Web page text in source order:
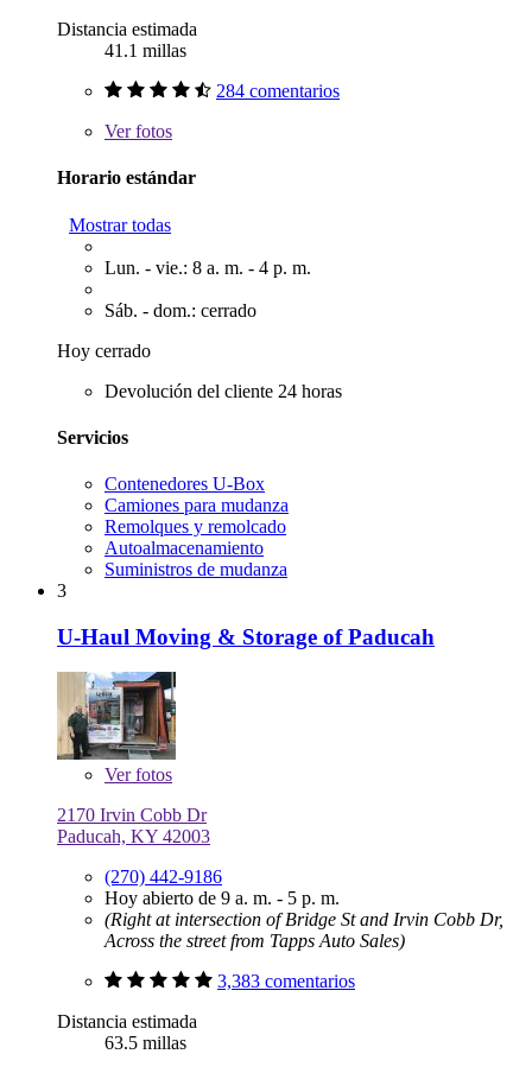
Distancia estimada
41.1 millas
284 comentarios
Verfotos
Horario estándar
Mostrar todas
Lun. - vie.: 8 a. m. - 4 p. m.
Sáb. - dom.: cerrado
Hoy cerrado
Devolución del cliente 24 horas
Servicios
Contenedores U-Box
Camiones para mudanza
Remolques y remolcado
Autoalmacenamiento
Suministros de mudanza
3
U-Haul Moving & Storage of Paducah
Verfotos
2170 Irvin Cobb Dr
Paducah, KY 42003
(270) 442-9186
Hoy abierto de 9 a. m. - 5 p. m.
(Right at intersection of Bridge St and Irvin Cobb Dr,
Across the street from Tapps Auto Sales)
3,383 comentarios
Distancia estimada
63.5 millas